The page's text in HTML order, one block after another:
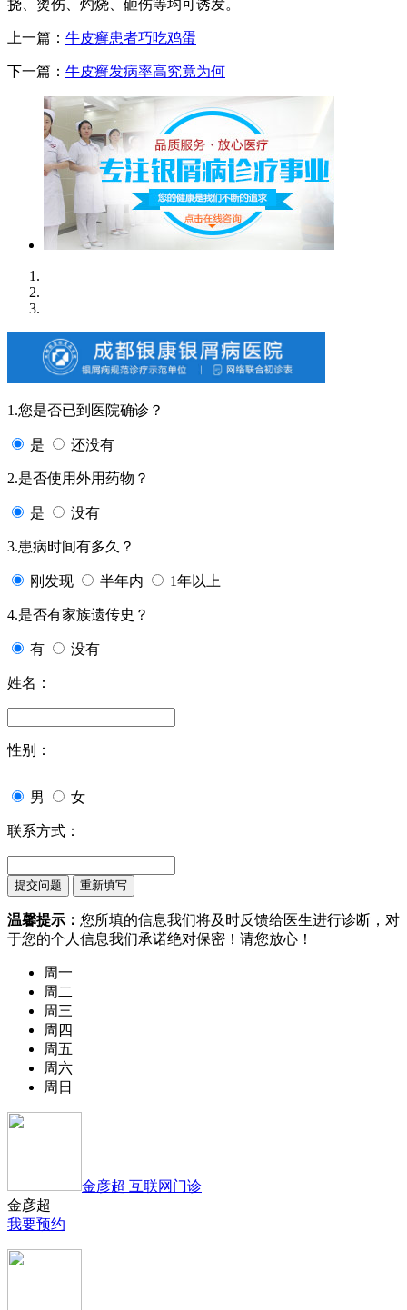
挠、烫伤、灼烧、砸伤等均可诱发。
上一篇： 牛皮癣患者巧吃鸡蛋
下一篇： 牛皮癣发病率高究竟为何
1.您是否已到医院确诊？
是 还没有
2.是否使用外用药物？
是 没有
3.患病时间有多久？
刚发现 半年内 1年以上
4.是否有家族遗传史？
有 没有
姓名：
性别：
男 女
联系方式：
温馨提示： 您所填的信息我们将及时反馈给医生进行诊断，对
于您的个人信息我们承诺绝对保密！请您放心！
周一
周二
周三
周四
周五
周六
周日
金彦超 互联网门诊
金彦超
我要预约